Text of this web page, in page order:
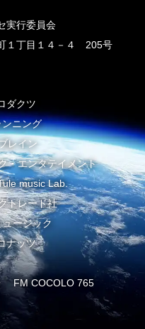
実行委員会
１丁目１４－４ 205号
ダクツ
ンニング
レイン
・エンタテイメント
music Lab.
クトレード社
ュージック
ナッツ
FM COCOLO 765